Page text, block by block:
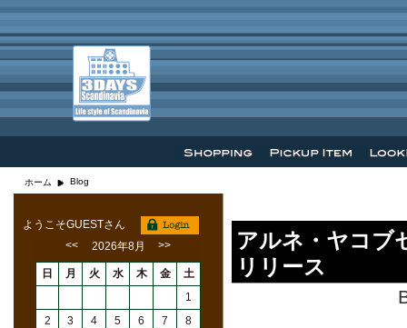
ホーム Blog
アルネ・ヤコ
リリース
ようこそGUESTさん
<<
2026年8月 >>
日 月 火 水 木 金
土
1
2
3 4 5 6 7
8